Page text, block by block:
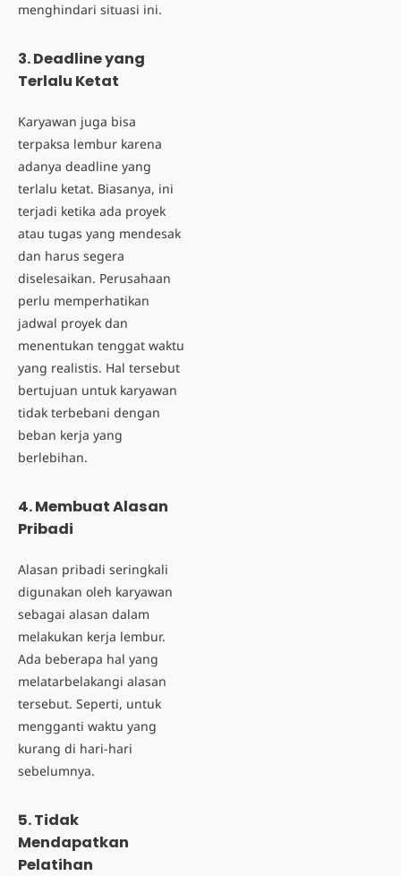
menghindari situasi ini.
3. Deadline yang
Terlalu Ketat
Karyawan juga bisa
terpaksa lembur karena
adanya deadline yang
terlalu ketat. Biasanya, ini
terjadi ketika ada proyek
atau tugas yang mendesak
dan harus segera
diselesaikan. Perusahaan
perlu memperhatikan
jadwal proyek dan
menentukan tenggat waktu
yang realistis. Hal tersebut
bertujuan untuk karyawan
tidak terbebani dengan
beban kerja yang
berlebihan.
4. Membuat Alasan
Pribadi
Alasan pribadi seringkali
digunakan oleh karyawan
sebagai alasan dalam
melakukan kerja lembur.
Ada beberapa hal yang
melatarbelakangi alasan
tersebut. Seperti, untuk
mengganti waktu yang
kurang di hari-hari
sebelumnya.
5. Tidak
Mendapatkan
Pelatihan